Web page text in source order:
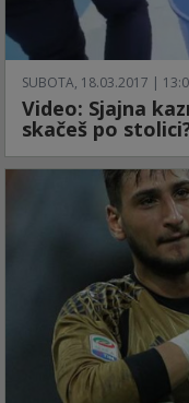
SUBOTA, 18.03.2017 |
Video: Sjajna
skačeš po